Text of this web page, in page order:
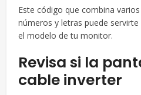
Este código que combina
números y letras puede
el modelo de tu monitor.
Revisa si la
cable inverter